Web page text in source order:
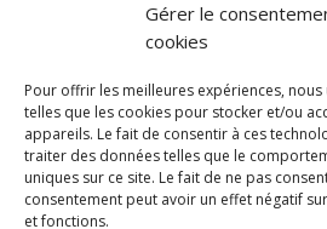
Gérer le
cookies
Pour offrir les meilleures expériences,
telles que les cookies pour stocker et/ou
appareils. Le fait de consentir à ces
traiter des données telles que le
uniques sur ce site. Le fait de ne pas
consentement peut avoir un effet négatif
et fonctions.
4- Habitation & environnement
Golf de Saint Cyprien (6)
Le Canigou (3)
Les Corbières(1)
Moulin de Lène (1)